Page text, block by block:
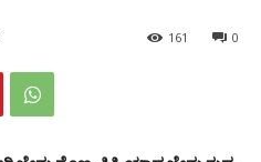
0
161